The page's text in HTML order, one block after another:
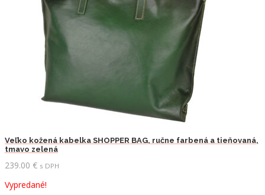
Veľko kožená kabelka SHOPPER BAG, ručne farbená a tieňovaná,
tmavo zelená
239.00 € s DPH
Vypredané!